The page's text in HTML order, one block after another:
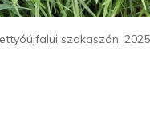
szakaszán,